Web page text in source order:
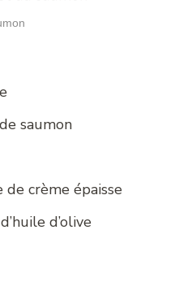
saumon
crème épaisse
d’olive